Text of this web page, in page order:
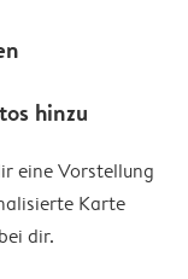
hinzu
eine Vorstellung
Karte
dir.